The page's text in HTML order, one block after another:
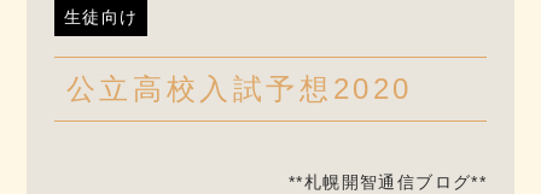
生徒向け
公立高校入試予想2020
**札幌開智通信ブログ**